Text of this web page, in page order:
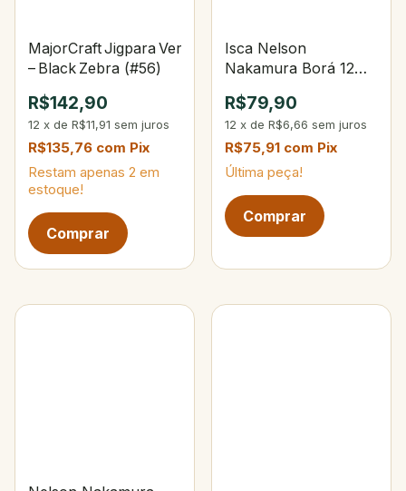
MajorCraft Jigpara Vertical Long Slow 100 g
– Black Zebra (#56)
R$142,90
12 x de R$11,91 sem juros
R$135,76 com Pix
Restam apenas 2 em
estoque!
Isca Nelson
Nakamura Borá 12
R$79,90
12 x de R$6,66 sem juros
R$75,91 com Pix
Última peça!